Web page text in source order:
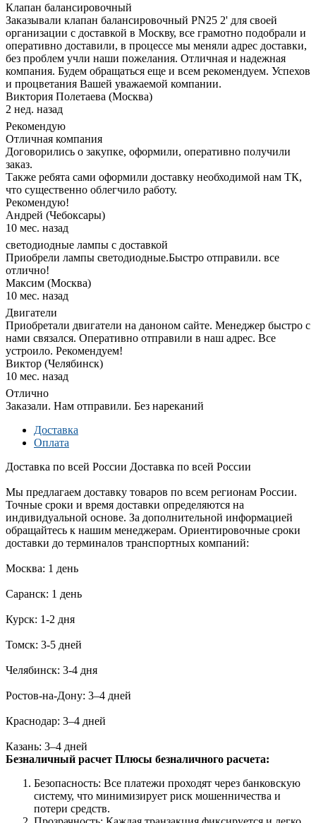
Клапан балансировочный
Заказывали клапан балансировочный PN25 2' для своей
организации с доставкой в Москву, все грамотно подобрали и
оперативно доставили, в процессе мы меняли адрес доставки,
без проблем учли наши пожелания. Отличная и надежная
компания. Будем обращаться еще и всем рекомендуем. Успехов
и процветания Вашей уважаемой компании.
Виктория Полетаева (Москва)
2 нед. назад
Рекомендую
Отличная компания
Договорились о закупке, оформили, оперативно получили
заказ.
Также ребята сами оформили доставку необходимой нам ТК,
что существенно облегчило работу.
Рекомендую!
Андрей (Чебоксары)
10 мес. назад
светодиодные лампы с доставкой
Приобрели лампы светодиодные.Быстро отправили. все
отлично!
Максим (Москва)
10 мес. назад
Двигатели
Приобретали двигатели на даноном сайте. Менеджер быстро с
нами связался. Оперативно отправили в наш адрес. Все
устроило. Рекомендуем!
Виктор (Челябинск)
10 мес. назад
Отлично
Заказали. Нам отправили. Без нареканий
Доставка
Оплата
Доставка по всей России Доставка по всей России
Мы предлагаем доставку товаров по всем регионам России.
Точные сроки и время доставки определяются на
индивидуальной основе. За дополнительной информацией
обращайтесь к нашим менеджерам. Ориентировочные сроки
доставки до терминалов транспортных компаний:
Москва: 1 день
Саранск: 1 день
Курск: 1-2 дня
Томск: 3-5 дней
Челябинск: 3-4 дня
Ростов-на-Дону: 3–4 дней
Краснодар: 3–4 дней
Казань: 3–4 дней
Безналичный расчет Плюсы безналичного расчета:
Безопасность: Все платежи проходят через банковскую
систему, что минимизирует риск мошенничества и
потери средств.